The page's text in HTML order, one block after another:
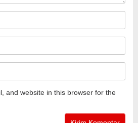
and website in this browser for the